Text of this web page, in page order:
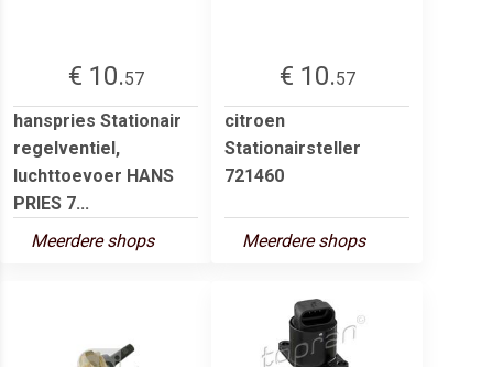
€ 10.57
hanspries Stationair
regelventiel,
luchttoevoer HANS
PRIES 7...
Meerdere shops
€ 10.57
citroen
Stationairsteller
721460
Meerdere shops